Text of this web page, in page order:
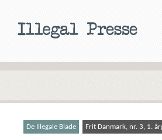
De Illegale Blade Frit Danmark, nr. 3, 1.